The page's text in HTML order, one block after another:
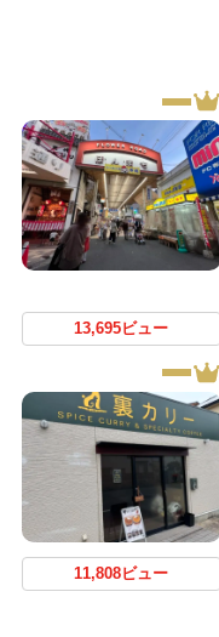
13,695ビュー
11,808ビュー